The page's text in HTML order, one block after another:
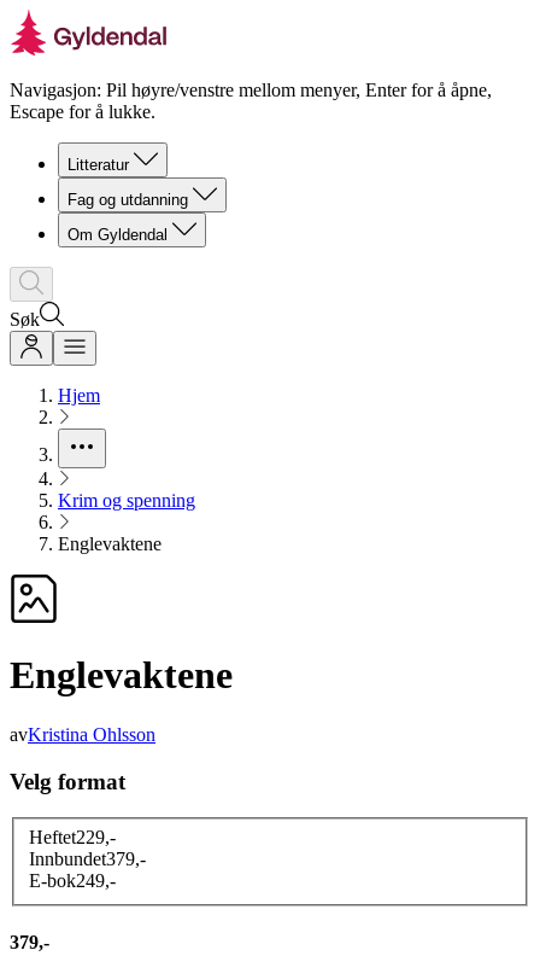
Navigasjon: Pil høyre/venstre mellom menyer, Enter for å åpne,
Escape for å lukke.
Litteratur
Fag og utdanning
Om Gyldendal
Søk
Hjem
Krim og spenning
Englevaktene
Englevaktene
avKristina Ohlsson
Velg format
Heftet229,-
Innbundet379,-
E-bok249,-
379,-